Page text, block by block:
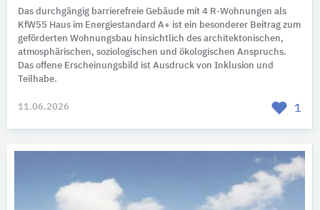
Das durchgängig barrierefreie Gebäude mit 4 R-Wohnungen als
KfW55 Haus im Energiestandard A+ ist ein besonderer Beitrag zum
geförderten Wohnungsbau hinsichtlich des architektonischen,
atmosphärischen, soziologischen und ökologischen Anspruchs.
Das offene Erscheinungsbild ist Ausdruck von Inklusion und
Teilhabe.
11.06.2026 1